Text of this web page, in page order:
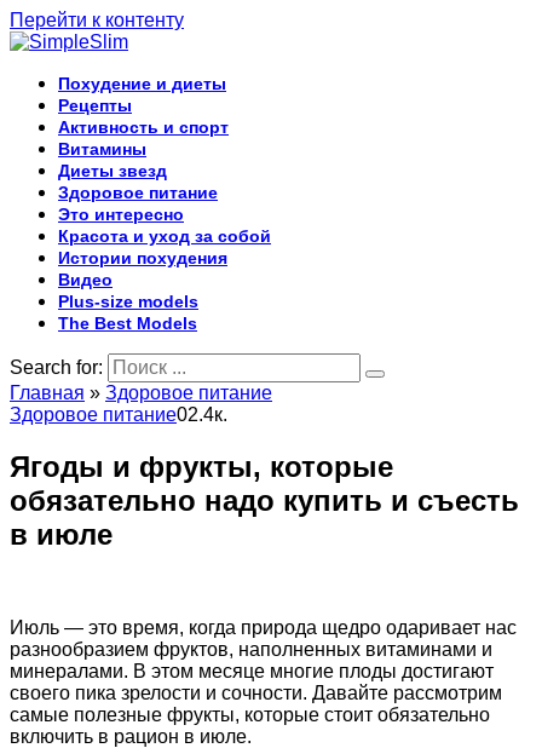
Перейти к контенту
Похудение и диеты
Рецепты
Активность и спорт
Витамины
Диеты звезд
Здоровое питание
Это интересно
Красота и уход за собой
Истории похудения
Видео
Plus-size models
The Best Models
Search for:
Главная » Здоровое питание
Здоровое питание02.4к.
Ягоды и фрукты, которые
обязательно надо купить и съесть
в июле
Июль — это время, когда природа щедро одаривает нас
разнообразием фруктов, наполненных витаминами и
минералами. В этом месяце многие плоды достигают
своего пика зрелости и сочности. Давайте рассмотрим
самые полезные фрукты, которые стоит обязательно
включить в рацион в июле.